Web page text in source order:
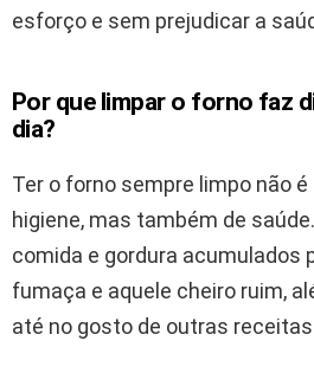
esforço e sem prejudicar a
Por que limpar o forno faz
dia?
Ter o forno sempre limpo não
higiene, mas também de
comida e gordura acumulados
fumaça e aquele cheiro ruim,
até no gosto de outras